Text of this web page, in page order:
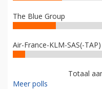
The Blue Group
Air-France-KLM-SAS(-TAP)
Totaal
Meer polls